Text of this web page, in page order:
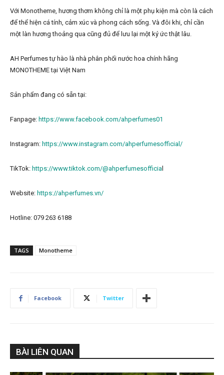
Với Monotheme, hương thơm không chỉ là một phụ kiện mà còn là cách
để thể hiện cá tính, cảm xúc và phong cách sống. Và đôi khi, chỉ cần
một làn hương thoảng qua cũng đủ để lưu lại một ký ức thật lâu.
AH Perfumes tự hào là nhà phân phối nước hoa chính hãng
MONOTHEME tại Việt Nam
Sản phẩm đang có sẵn tại:
Fanpage: https://www.facebook.com/ahperfumes01
Instagram: https://www.instagram.com/ahperfumesofficial/
TikTok: https://www.tiktok.com/@ahperfumesofficia
Website: https://ahperfumes.vn/
Hotline: 079 263 6188
TAGS Monotheme
Facebook Twitter
BÀI LIÊN QUAN